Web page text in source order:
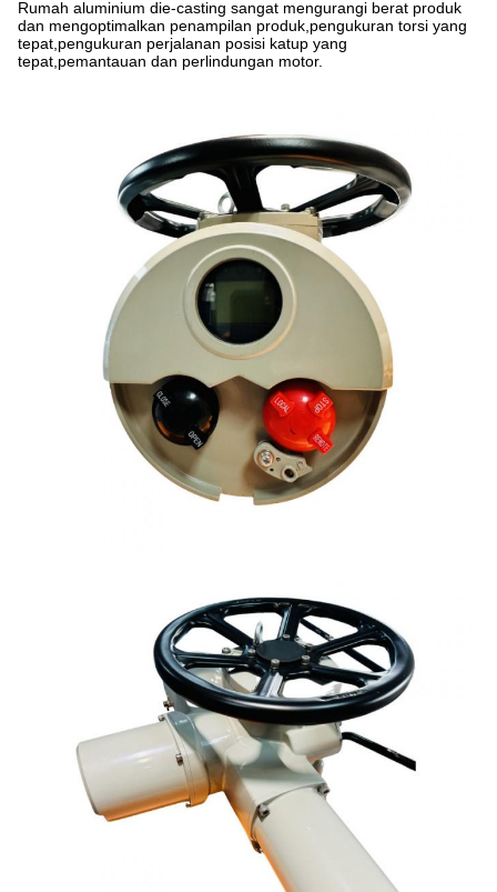
Rumah aluminium die-casting sangat mengurangi berat produk
dan mengoptimalkan penampilan produk,pengukuran torsi yang
tepat,pengukuran perjalanan posisi katup yang
tepat,pemantauan dan perlindungan motor.